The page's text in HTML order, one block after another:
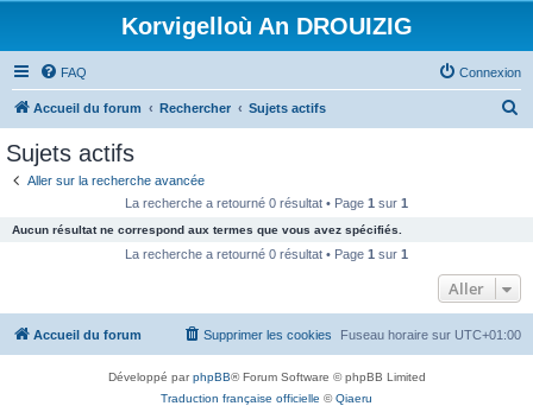
Korvigelloù An DROUIZIG
FAQ Connexion
Accueil du forum Rechercher Sujets actifs
c
e
Sujets actifs
Aller sur la recherche avancée
La recherche a retourné 0 résultat • Page 1 sur 1
Aucun résultat ne correspond aux termes que vous avez spécifiés.
La recherche a retourné 0 résultat • Page 1 sur 1
Aller
Accueil du forum Fuseau horaire sur UTC+01:00
Supprimer les cookies
Développé parphpBB® Forum Software © phpBB Limited
Traduction française officielle ©Qiaeru